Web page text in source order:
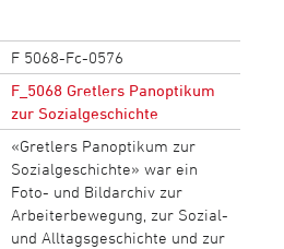
F 5068-Fc-0576
F_5068 Gretlers Panoptikum
zur Sozialgeschichte
«Gretlers Panoptikum zur
Sozialgeschichte» war ein
Foto- und Bildarchiv zur
Arbeiterbewegung, zur Sozial-
und Alltagsgeschichte und zur